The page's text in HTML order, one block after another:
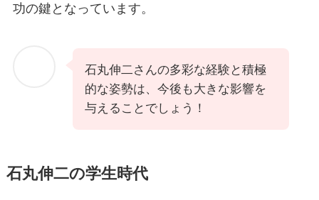
功の鍵となっています。
石丸伸二さんの多彩な経験と積極
的な姿勢は、今後も大きな影響を
与えることでしょう​！
石丸伸二の学生時代